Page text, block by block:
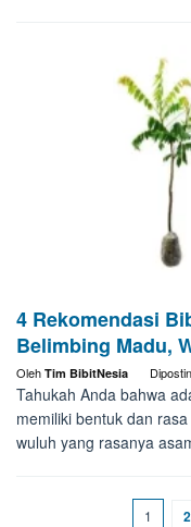
4 Rekomendasi
Belimbing Madu,
Oleh Tim BibitNesia
Tahukah Anda bahwa
memiliki bentuk dan
wuluh yang rasanya
1 2